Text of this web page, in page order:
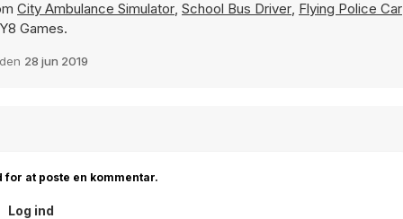
City Ambulance Simulator, School Bus Driver, Flying Police Car
Games.
28 jun 2019
at poste en kommentar.
Log ind